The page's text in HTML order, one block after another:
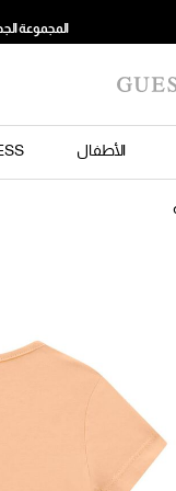
المجموعة
الأطفال